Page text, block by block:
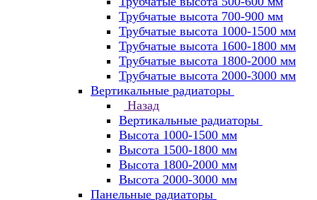
Трубчатые высота 700-900 мм
Трубчатые высота 1000-1500 мм
Трубчатые высота 1600-1800 мм
Трубчатые высота 1800-2000 мм
Трубчатые высота 2000-3000 мм
Вертикальные радиаторы
Назад
Вертикальные радиаторы
Высота 1000-1500 мм
Высота 1500-1800 мм
Высота 1800-2000 мм
Высота 2000-3000 мм
Панельные радиаторы